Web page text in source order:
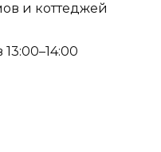
и коттеджей